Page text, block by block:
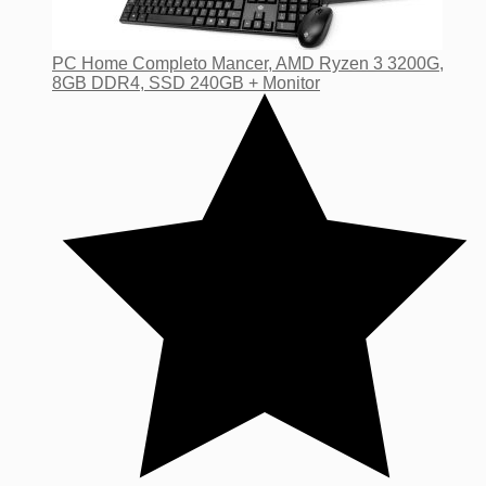
PC Home Completo Mancer, AMD Ryzen 3 3200G,
8GB DDR4, SSD 240GB + Monitor